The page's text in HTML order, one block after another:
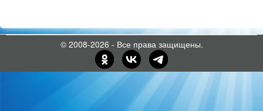
© 2008-2026 - Все права защищены.